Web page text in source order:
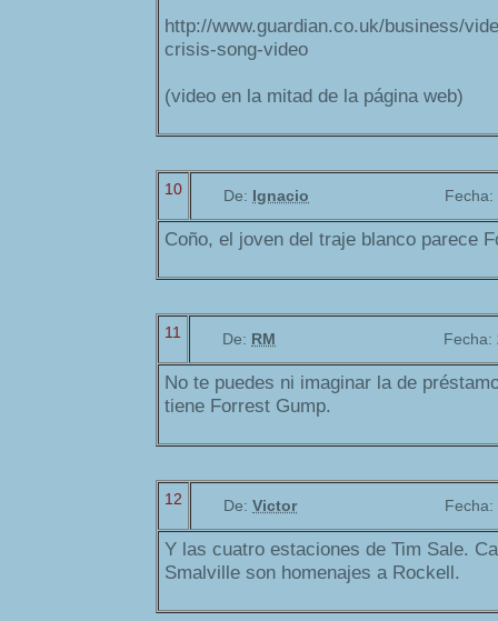
http://www.guardian.co.uk/business/
crisis-song-video
(video en la mitad de la página web)
10 De: Ignacio Fecha:
Coño, el joven del traje blanco parece
11 De: RM Fecha:
No te puedes ni imaginar la de
tiene Forrest Gump.
12 De: Victor Fecha:
Y las cuatro estaciones de Tim Sale.
Smalville son homenajes a Rockell.